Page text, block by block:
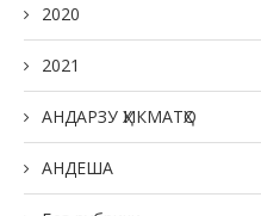
2020
2021
АНДАРЗУ ҲИКМАТҲО
АНДЕША